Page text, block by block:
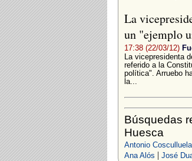
La
un "ejemplo
17:38 (22/03/12)
La vicepresidenta
referido a la
política". Arruebo
la...
Búsquedas
Huesca
Antonio Cosculluela
Ana Alós | José